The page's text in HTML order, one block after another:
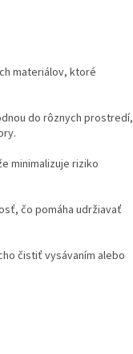
materiálov, ktoré
do rôznych prostredí,
minimalizuje riziko
čo pomáha udržiavať
čistiť vysávaním alebo